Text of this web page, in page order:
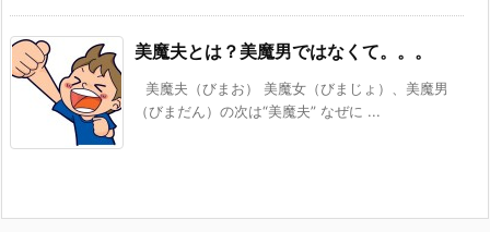
美魔夫とは？美魔男ではなくて。。。
美魔夫（びまお） 美魔女（びまじょ）、美魔男
（びまだん）の次は“美魔夫” なぜに ...